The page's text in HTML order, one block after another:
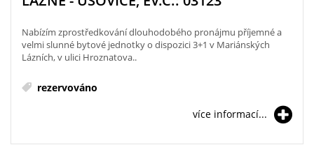
Nabízím zprostředkování dlouhodobého pronájmu příjemné a
velmi slunné bytové jednotky o dispozici 3+1 v Mariánských
Lázních, v ulici Hroznatova..
rezervováno
více informací...